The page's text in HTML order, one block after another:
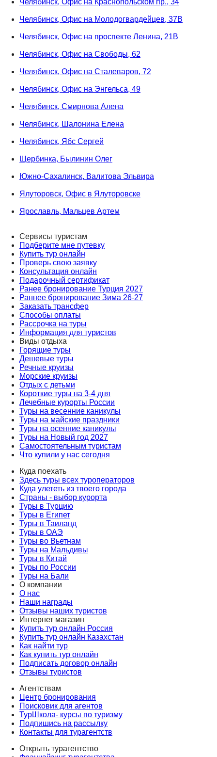
Челябинск, Офис на Краснопольском пр., 34
Челябинск, Офис на Молодогвардейцев, 37В
Челябинск, Офис на проспекте Ленина, 21В
Челябинск, Офис на Свободы, 62
Челябинск, Офис на Сталеваров, 72
Челябинск, Офис на Энгельса, 49
Челябинск, Смирнова Алена
Челябинск, Шалонина Елена
Челябинск, Ябс Сергей
Щербинка, Былинин Олег
Южно-Сахалинск, Валитова Эльвира
Ялуторовск, Офис в Ялуторовске
Ярославль, Мальцев Артем
Сервисы туристам
Подберите мне путевку
Купить тур онлайн
Проверь свою заявку
Консультация онлайн
Подарочный сертификат
Ранее бронирование Турция 2027
Раннее бронирование Зима 26-27
Заказать трансфер
Способы оплаты
Рассрочка на туры
Информация для туристов
Виды отдыха
Горящие туры
Дешевые туры
Речные круизы
Морские круизы
Отдых с детьми
Короткие туры на 3-4 дня
Лечебные курорты России
Туры на весенние каникулы
Туры на майские праздники
Туры на осенние каникулы
Туры на Новый год 2027
Самостоятельным туристам
Что купили у нас сегодня
Куда поехать
Здесь туры всех туроператоров
Куда улететь из твоего города
Страны - выбор курорта
Туры в Турцию
Туры в Египет
Туры в Таиланд
Туры в ОАЭ
Туры во Вьетнам
Туры на Мальдивы
Туры в Китай
Туры по России
Туры на Бали
О компании
О нас
Наши награды
Отзывы наших туристов
Интернет магазин
Купить тур онлайн Россия
Купить тур онлайн Казахстан
Как найти тур
Как купить тур онлайн
Подписать договор онлайн
Отзывы туристов
Агентствам
Центр бронирования
Поисковик для агентов
ТурШкола- курсы по туризму
Подпишись на рассылку
Контакты для турагентств
Открыть турагентство